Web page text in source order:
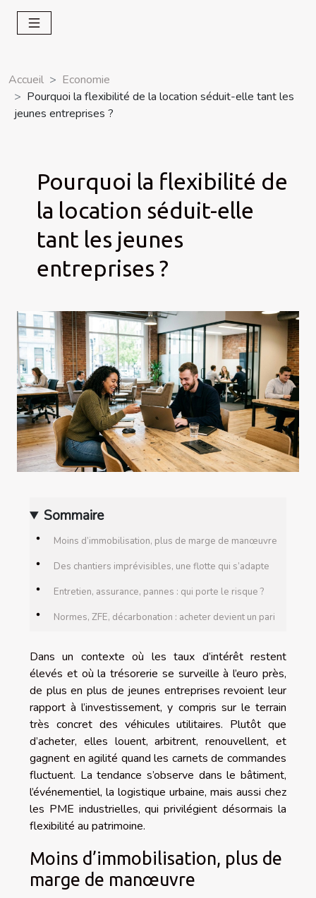
Accueil
Economie
Pourquoi la flexibilité de la location séduit-elle tant les
jeunes entreprises ?
Pourquoi la flexibilité de
la location séduit-elle
tant les jeunes
entreprises ?
Sommaire
Moins d’immobilisation, plus de marge de manœuvre
Des chantiers imprévisibles, une flotte qui s’adapte
Entretien, assurance, pannes : qui porte le risque ?
Normes, ZFE, décarbonation : acheter devient un pari
Dans un contexte où les taux d’intérêt restent
élevés et où la trésorerie se surveille à l’euro près,
de plus en plus de jeunes entreprises revoient leur
rapport à l’investissement, y compris sur le terrain
très concret des véhicules utilitaires. Plutôt que
d’acheter, elles louent, arbitrent, renouvellent, et
gagnent en agilité quand les carnets de commandes
fluctuent. La tendance s’observe dans le bâtiment,
l’événementiel, la logistique urbaine, mais aussi chez
les PME industrielles, qui privilégient désormais la
flexibilité au patrimoine.
Moins d’immobilisation, plus de
marge de manœuvre